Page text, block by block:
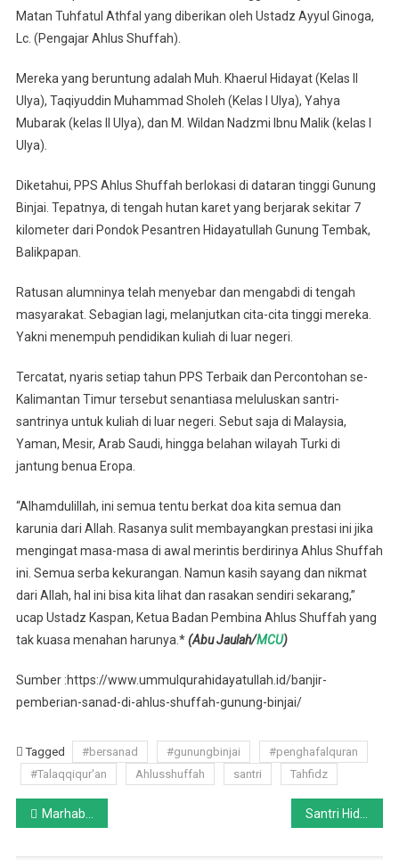
Matan Tuhfatul Athfal yang diberikan oleh Ustadz Ayyul Ginoga,
Lc. (Pengajar Ahlus Shuffah).
Mereka yang beruntung adalah Muh. Khaerul Hidayat (Kelas II
Ulya), Taqiyuddin Muhammad Sholeh (Kelas I Ulya), Yahya
Mubarak (kelas II Ulya), dan M. Wildan Nadzmi Ibnu Malik (kelas I
Ulya).
Diketahui, PPS Ahlus Shuffah berlokasi di dataran tinggi Gunung
Binjai. Tepatnya, di tengah hutan karet yang berjarak sekitar 7
kilometer dari Pondok Pesantren Hidayatullah Gunung Tembak,
Balikpapan.
Ratusan alumninya telah menyebar dan mengabdi di tengah
masyarakat. Sebagian lagi, melanjutkan cita-cita tinggi mereka.
Yakni menempuh pendidikan kuliah di luar negeri.
Tercatat, nyaris setiap tahun PPS Terbaik dan Percontohan se-
Kalimantan Timur tersebut senantiasa meluluskan santri-
santrinya untuk kuliah di luar negeri. Sebut saja di Malaysia,
Yaman, Mesir, Arab Saudi, hingga belahan wilayah Turki di
jantung benua Eropa.
“Alhamdulillah, ini semua tentu berkat doa kita semua dan
karunia dari Allah. Rasanya sulit membayangkan prestasi ini jika
mengingat masa-masa di awal merintis berdirinya Ahlus Shuffah
ini. Semua serba kekurangan. Namun kasih sayang dan nikmat
dari Allah, hal ini bisa kita lihat dan rasakan sendiri sekarang,”
ucap Ustadz Kaspan, Ketua Badan Pembina Ahlus Shuffah yang
tak kuasa menahan harunya.*(Abu Jaulah/MCU)
Sumber :https://www.ummulqurahidayatullah.id/banjir-
pemberian-sanad-di-ahlus-shuffah-gunung-binjai/
Tagged #bersanad #gunungbinjai
#penghafalquran
#Talaqqiqur'an
Ahlusshuffah santri Tahfidz
Post
navigation
Marhaban Yaa Ramadhan